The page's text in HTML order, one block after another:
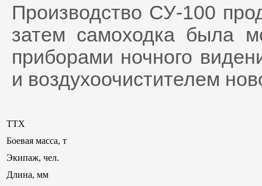
Производство СУ-100
затем самоходка была
приборами ночного
и воздухоочистителем
ТТХ
Боевая масса, т
Экипаж, чел.
Длина, мм